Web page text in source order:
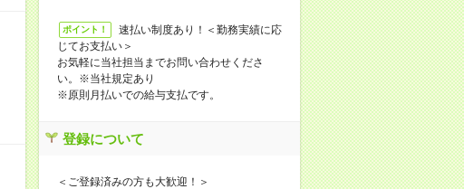
ポイント！
速払い制度あり！＜勤務実績に応
じてお支払い＞
お気軽に当社担当までお問い合わせくださ
い。※当社規定あり
※原則月払いでの給与支払です。
登録について
＜ご登録済みの方も大歓迎！＞